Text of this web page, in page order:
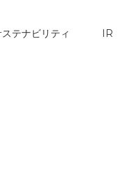
テナビリティ IR